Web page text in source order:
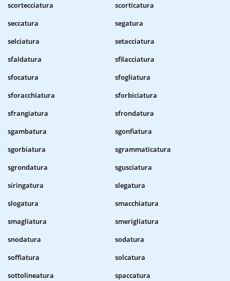
scortecciatura
scorticatura
seccatura
segatura
selciatura
setacciatura
sfaldatura
sfilacciatura
sfocatura
sfogliatura
sforacchiatura
sforbiciatura
sfrangiatura
sfrondatura
sgambatura
sgonfiatura
sgorbiatura
sgrammaticatura
sgrondatura
sgusciatura
siringatura
slegatura
slogatura
smacchiatura
smagliatura
smerigliatura
snodatura
sodatura
soffiatura
solcatura
sottolineatura
spaccatura